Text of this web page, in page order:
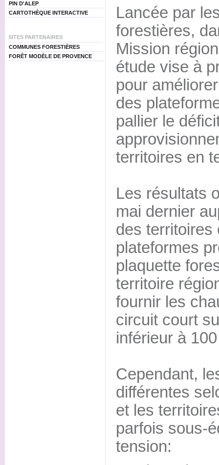
PIN D'ALEP
CARTOTHÈQUE INTERACTIVE
SITES PARTENAIRES
COMMUNES FORESTIÈRES
FORÊT MODÈLE DE PROVENCE
Lancée par
forestières,
Mission
étude vise à
pour
des
pallier le
territoires en
Les résultats
mai dernier
des territoires
plateformes
plaquette
territoire
fournir les
circuit court
inférieur à
Cependant,
différentes
et les
parfois sous-
tension: